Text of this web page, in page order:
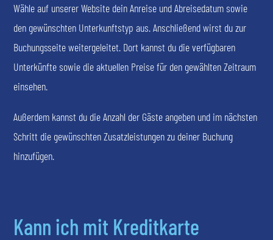
Wähle auf unserer Website dein Anreise und Abreisedatum sowie
den gewünschten Unterkunftstyp aus. Anschließend wirst du zur
Buchungsseite weitergeleitet. Dort kannst du die verfügbaren
Unterkünfte sowie die aktuellen Preise für den gewählten Zeitraum
einsehen.
Außerdem kannst du die Anzahl der Gäste angeben und im nächsten
Schritt die gewünschten Zusatzleistungen zu deiner Buchung
hinzufügen.
Kann ich mit Kreditkarte